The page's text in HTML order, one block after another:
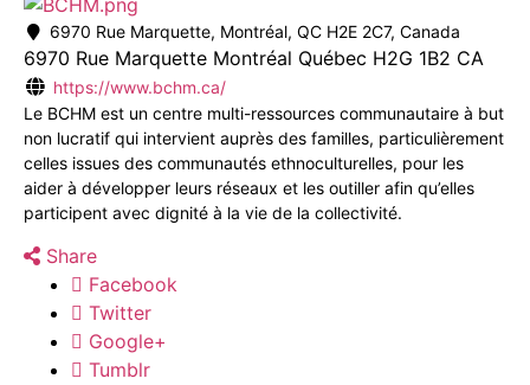
6970 Rue Marquette, Montréal, QC H2E 2C7, Canada
6970 Rue Marquette Montréal Québec H2G 1B2 CA
https://www.bchm.ca/
Le BCHM est un centre multi-ressources communautaire à but
non lucratif qui intervient auprès des familles, particulièrement
celles issues des communautés ethnoculturelles, pour les
aider à développer leurs réseaux et les outiller afin qu’elles
participent avec dignité à la vie de la collectivité.
Share
Facebook
Twitter
Google+
Tumblr